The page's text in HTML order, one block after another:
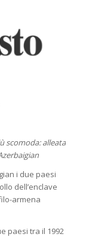
scomoda: alleata
i due paesi
dell’enclave
armena
paesi tra il 1992